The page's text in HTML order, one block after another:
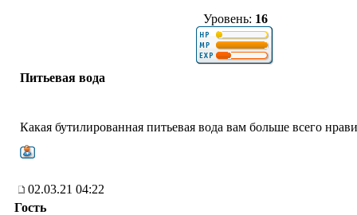
Уровень: 16
Питьевая вода
Какая бутилированная питьевая вода вам больше всего
02.03.21 04:22
Гость